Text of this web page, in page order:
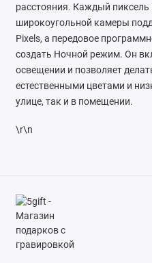
расстояния. Каждый
широкоугольной камеры
Pixels, а передовое
создать Ночной режим. Он
освещении и позволяет
естественными цветами и
улице, так и в помещении.
\r\n